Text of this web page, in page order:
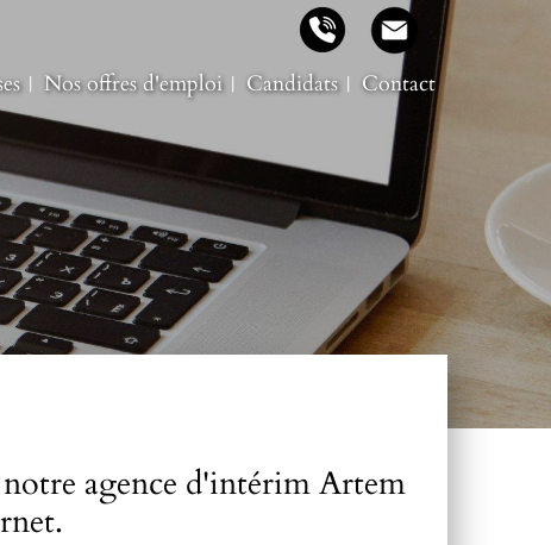
Nos offres d'emploi Candidats Contact
agence d'intérim Artem